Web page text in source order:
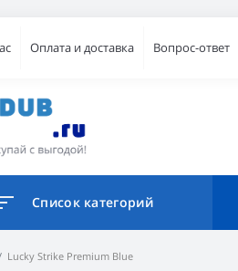
Оплата и доставка Вопрос-ответ
Список категорий
Lucky Strike Premium Blue